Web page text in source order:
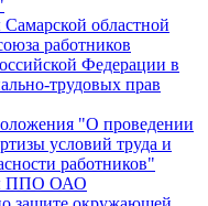
областной
работников
Федерации в
трудовых прав
"О проведении
условий труда и
работников"
ППО ОАО